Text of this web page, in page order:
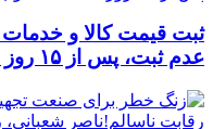
عدم ثبت، پس از ۱۵ روز تخلف محسوب می‌شود